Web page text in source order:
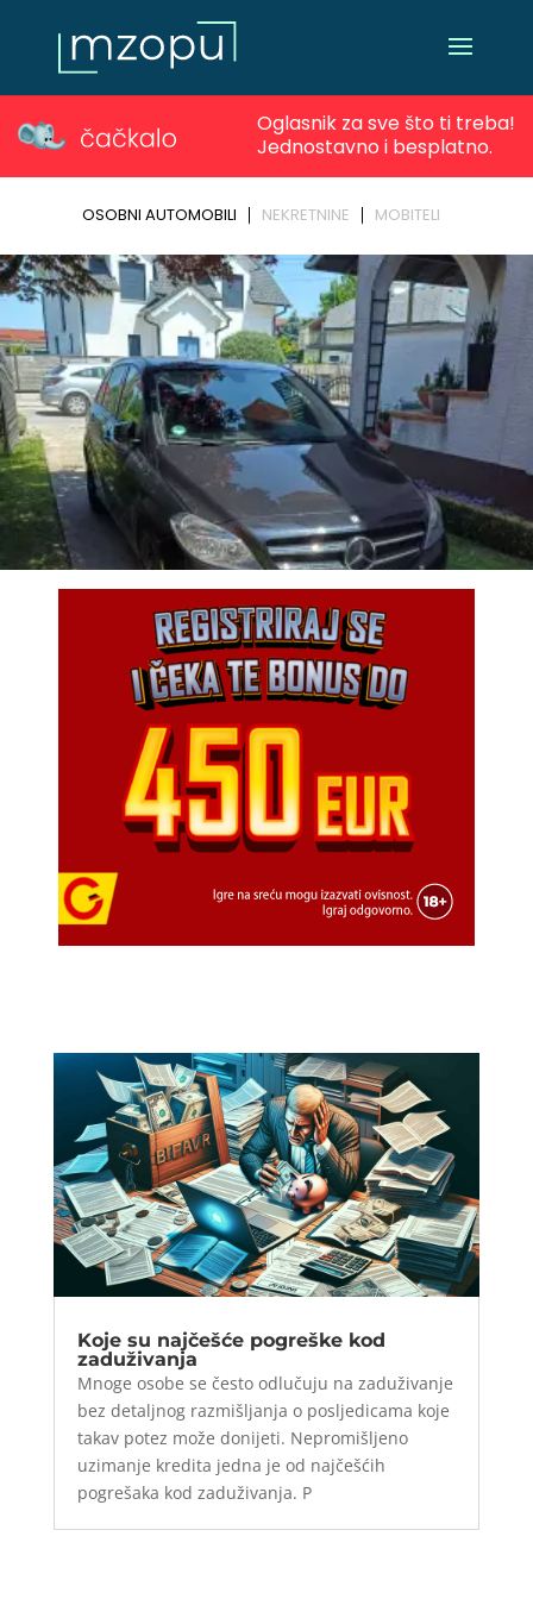
Koje su najčešće pogreške kod
zaduživanja
Mnoge osobe se često odlučuju na zaduživanje
bez detaljnog razmišljanja o posljedicama koje
takav potez može donijeti. Nepromišljeno
uzimanje kredita jedna je od najčešćih
pogrešaka kod zaduživanja. P